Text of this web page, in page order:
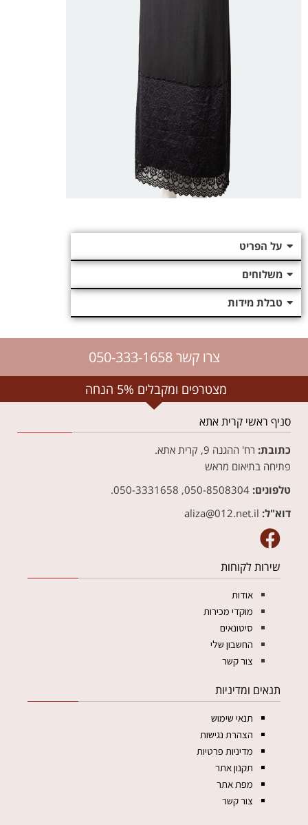
על הפריט
משלוחים
טבלת מידות
צרו קשר 050-333-1658
משלוח חינם לנקודת חלוקה בקנייה מעל ₪250
מצטרפים ומקבלים 5% הנחה
סניף ראשי קרית אתא
כתובת: רח' ההגנה 9, קרית אתא.
פתיחה בתיאום מראש
טלפונים:
דוא"ל:
שירות לקוחות
אודות
מוקדי מכירות
סיטונאים
החשבון שלי
צור קשר
תנאים ומדיניות
תנאי שימוש
הצהרת נגישות
מדיניות פרטיות
תקנון אתר
מפת אתר
צור קשר